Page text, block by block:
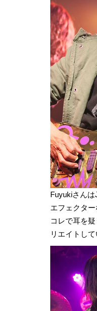
Fuyukiさん
エフェクタ
コレで耳を
リエイトし